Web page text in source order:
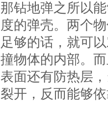
那钻地弹之所以
度的弹壳。两个
足够的话，就可
撞物体的内部。
表面还有防热层
裂开，反而能够